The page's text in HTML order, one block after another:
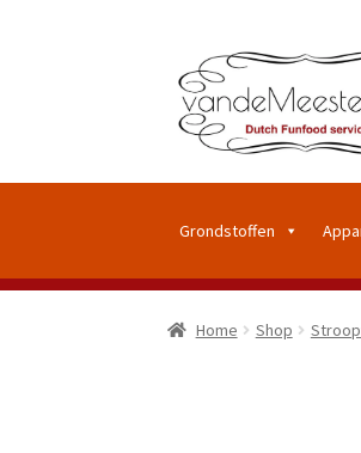
Grondstoffen
Home Shop